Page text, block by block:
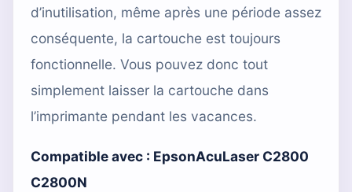
d’inutilisation, même après une période assez
conséquente, la cartouche est toujours
fonctionnelle. Vous pouvez donc tout
simplement laisser la cartouche dans
l’imprimante pendant les vacances.
Compatible avec : EpsonAcuLaser C2800
C2800N